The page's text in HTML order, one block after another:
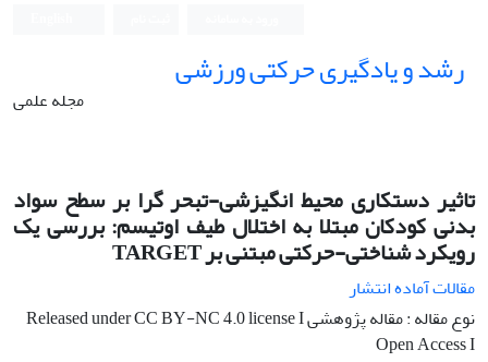
رشد و یادگیری حرکتی ورزشی
مجله علمی
تاثیر دستکاری محیط انگیزشی-تبحر گرا بر سطح سواد
بدنی کودکان مبتلا به اختلال طیف اوتیسم: بررسی یک
رویکرد شناختی-حرکتی مبتنی بر TARGET
مقالات آماده انتشار
نوع مقاله : مقاله پژوهشی Released under CC BY-NC 4.0 license I
Open Access I